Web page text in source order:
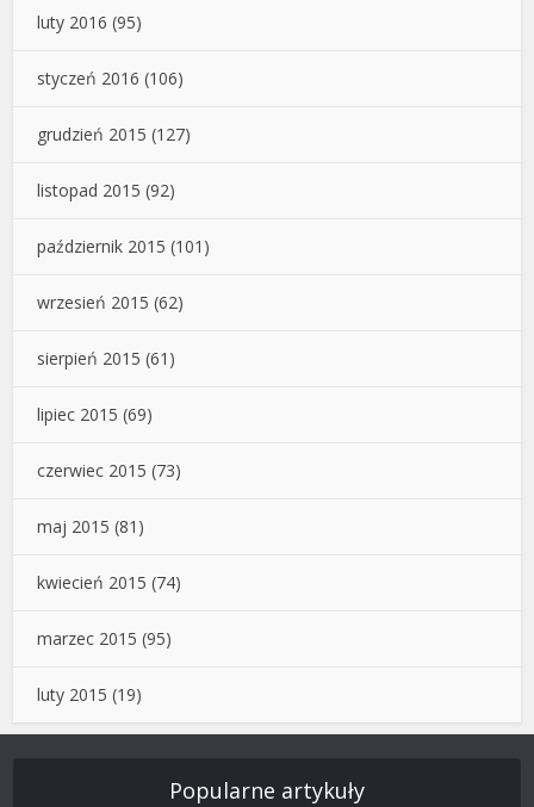
luty 2016 (95)
styczeń 2016 (106)
grudzień 2015 (127)
listopad 2015 (92)
październik 2015 (101)
wrzesień 2015 (62)
sierpień 2015 (61)
lipiec 2015 (69)
czerwiec 2015 (73)
maj 2015 (81)
kwiecień 2015 (74)
marzec 2015 (95)
luty 2015 (19)
Popularne artykuły